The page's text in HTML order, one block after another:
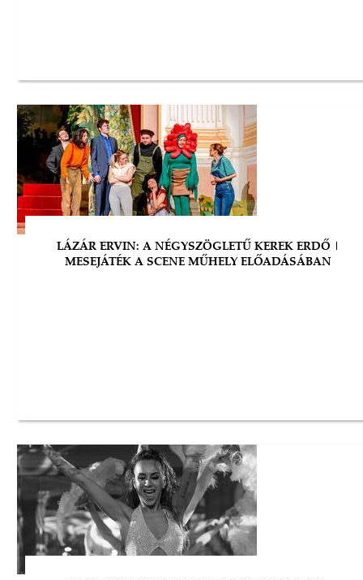
LÁZÁR ERVIN: A NÉGYSZÖGLETŰ KEREK ERDŐ |
MESEJÁTÉK A SCENE MŰHELY ELŐADÁSÁBAN